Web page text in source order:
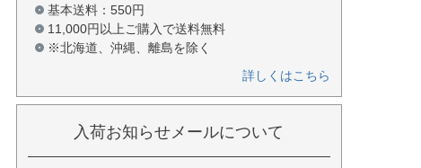
基本送料：550円
11,000円以上ご購入で送料無料
※北海道、沖縄、離島を除く
詳しくはこちら
入荷お知らせメールについて